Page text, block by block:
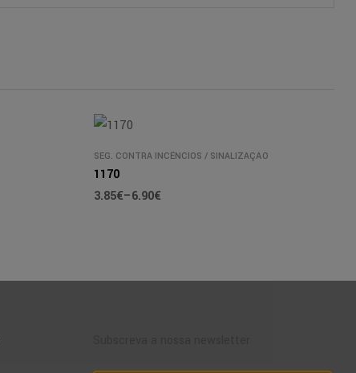
SEG. CONTRA INCÊNCIOS / SINALIZAÇÃO
1170
3.85€–6.90€